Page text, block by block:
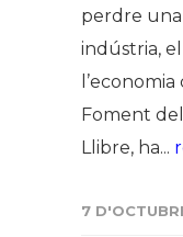
perdre
indústria,
Foment
Llibre, ha...
7